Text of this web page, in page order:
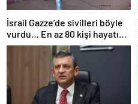
İsrail Gazze’de sivilleri böyle
vurdu… En az 80 kişi hayatını
kaybetti